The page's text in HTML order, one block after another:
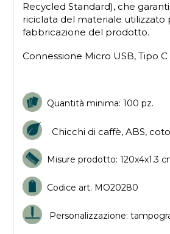
Recycled Standard), che
riciclata del materiale utilizzato
fabbricazione del prodotto.
Connessione Micro USB, Tipo
Quantità minima: 100 pz.
Chicchi di caffè, ABS,
Misure prodotto: 120x4x1.3
Codice art. MO20280
Personalizzazione: